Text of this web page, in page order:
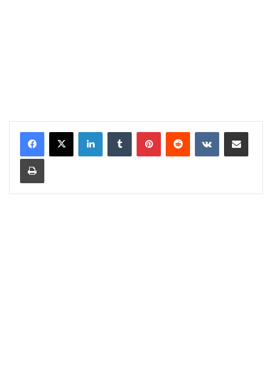
LinkedInTumblr PinterestReddit VKontakteShare via Email
Print